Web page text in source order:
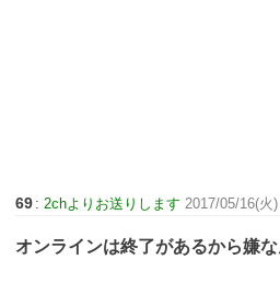
69 : 2chよりお送りします 2017/05/16(火
オンラインは終了があるから嫌な